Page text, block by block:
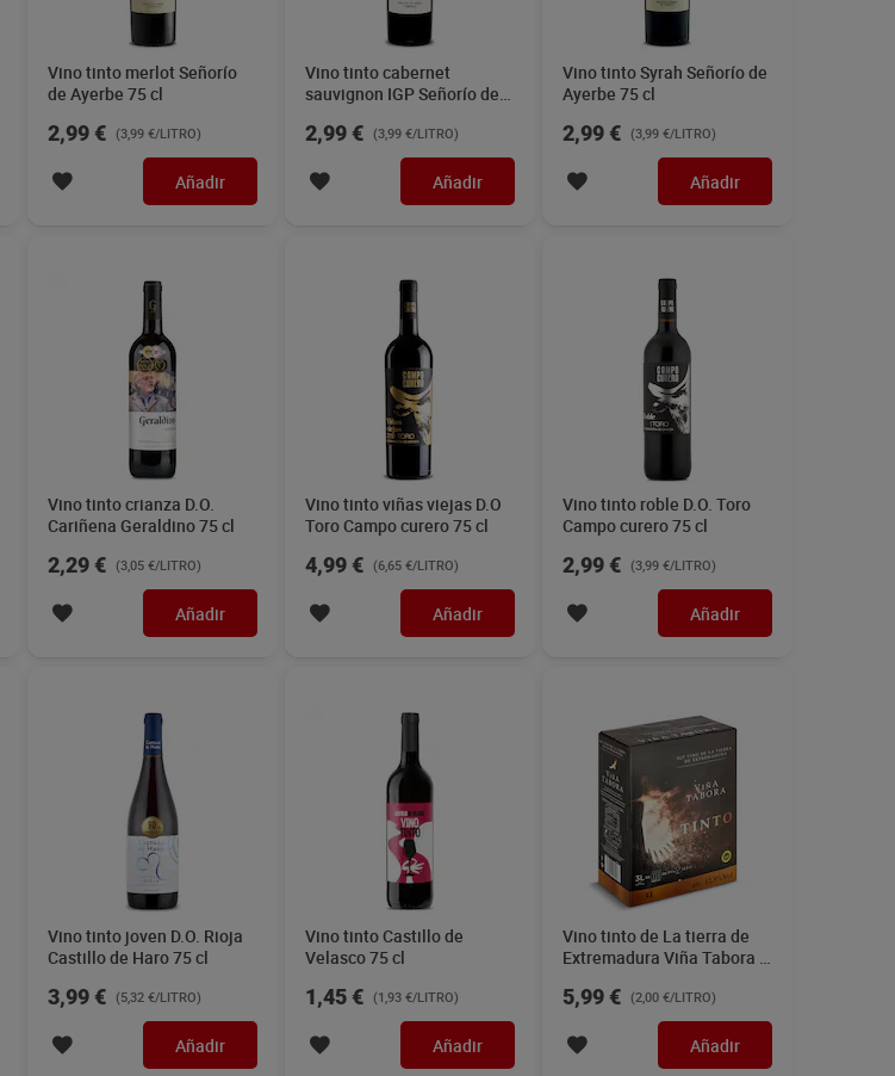
Vino tinto merlot Señorío
de Ayerbe 75 cl
2,99 € (3,99 €/LITRO)
Añadir
Vino tinto cabernet
sauvignon IGP Señorío de
2,99 € (3,99 €/LITRO)
Añadir
Vino tinto Syrah Señorío de
Ayerbe 75 cl
2,99 € (3,99 €/LITRO)
Añadir
Vino tinto crianza D.O.
Cariñena Geraldino 75 cl
2,29 € (3,05 €/LITRO)
Añadir
Vino tinto viñas viejas D.O
Toro Campo curero 75 cl
4,99 € (6,65 €/LITRO)
Añadir
Vino tinto roble D.O. Toro
Campo curero 75 cl
2,99 € (3,99 €/LITRO)
Añadir
Vino tinto joven D.O. Rioja
Castillo de Haro 75 cl
3,99 € (5,32 €/LITRO)
Añadir
Vino tinto Castillo de
Velasco 75 cl
1,45 € (1,93 €/LITRO)
Añadir
Vino tinto de La tierra de
Extremadura Viña Tabora 3
5,99 € (2,00 €/LITRO)
Añadir